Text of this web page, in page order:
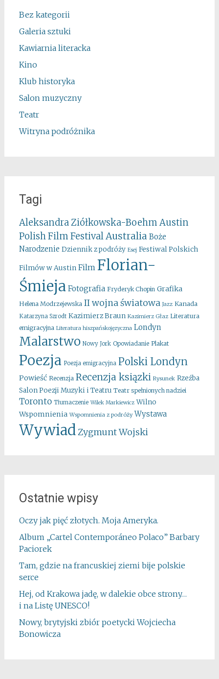
Bez kategorii
Galeria sztuki
Kawiarnia literacka
Kino
Klub historyka
Salon muzyczny
Teatr
Witryna podróżnika
Tagi
Aleksandra Ziółkowska-Boehm Austin
Polish Film FestivalAustralia Boże
Narodzenie Dziennik z podróży Esej Festiwal Polskich
Filmów w Austin Film Florian-
Śmieja Fotografia Fryderyk Chopin Grafika
Helena Modrzejewska II wojna światowa Jazz Kanada
Katarzyna Szrodt Kazimierz Braun Kazimierz Głaz Literatura
emigracyjna Literatura hiszpańskojęzyczna Londyn
Malarstwo Nowy Jork Opowiadanie Plakat
Poezja Poezja emigracyjna Polski Londyn
Powieść Recenzja Recenzja ksiązki Rysunek Rzeźba
Salon Poezji Muzyki i Teatru Teatr spełnionych nadziei
Toronto Tłumaczenie Wilek Markiewicz Wilno
Wspomnienia Wspomnienia z podróży Wystawa
WywiadZygmunt Wojski
Ostatnie wpisy
Oczy jak pięć złotych. Moja Ameryka.
Album „Cartel Contemporáneo Polaco” Barbary
Paciorek
Tam, gdzie na francuskiej ziemi bije polskie
serce
Hej, od Krakowa jadę, w dalekie obce strony…
i na Listę UNESCO!
Nowy, brytyjski zbiór poetycki Wojciecha
Bonowicza